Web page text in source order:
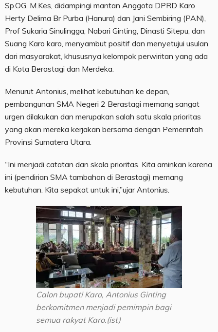
Sp.OG, M.Kes, didampingi mantan Anggota DPRD Karo
Herty Delima Br Purba (Hanura) dan Jani Sembiring (PAN),
Prof Sukaria Sinulingga, Nabari Ginting, Dinasti Sitepu, dan
Suang Karo karo, menyambut positif dan menyetujui usulan
dari masyarakat, khususnya kelompok perwiritan yang ada
di Kota Berastagi dan Merdeka.
Menurut Antonius, melihat kebutuhan ke depan,
pembangunan SMA Negeri 2 Berastagi memang sangat
urgen dilakukan dan merupakan salah satu skala prioritas
yang akan mereka kerjakan bersama dengan Pemerintah
Provinsi Sumatera Utara.
“Ini menjadi catatan dan skala prioritas. Kita aminkan karena
ini (pendirian SMA tambahan di Berastagi) memang
kebutuhan. Kita sepakat untuk ini,”ujar Antonius.
Calon bupati Karo, Antonius Ginting
berkomitmen menjadi pemimpin bagi
semua rakyat Karo.(ist)